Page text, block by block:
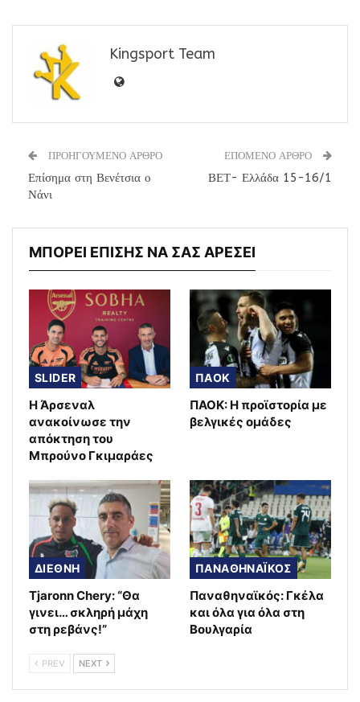
Kingsport Team
ΠΡΟΗΓΟΥΜΕΝΟ ΑΡΘΡΟ
Επίσημα στη Βενέτσια ο
Νάνι
ΕΠΟΜΕΝΟ ΑΡΘΡΟ
ΒΕΤ- Ελλάδα 15-16/1
ΜΠΟΡΕΙ ΕΠΙΣΗΣ ΝΑ ΣΑΣ ΑΡΕΣΕΙ
SLIDER
Η Άρσεναλ
ανακοίνωσε την
απόκτηση του
Μπρούνο Γκιμαράες
ΠΑΟΚ
ΠΑΟΚ: Η προϊστορία με
βελγικές ομάδες
ΔΙΕΘΝΗ
Tjaronn Chery: “Θα
γινει… σκληρή μάχη
στη ρεβάνς!”
ΠΑΝΑΘΗΝΑΪΚΟΣ
Παναθηναϊκός: Γκέλα
και όλα για όλα στη
Βουλγαρία
PREV NEXT